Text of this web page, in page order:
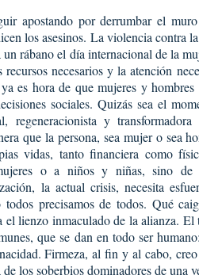
apostando por derrumbar el
los asesinos. La violencia contra
rábano el día internacional de la
necesarios y la atención
es hora de que mujeres y
sociales. Quizás sea el
regeneracionista y
que la persona, sea mujer o sea
vidas, tanto financiera como
o a niños y niñas, sino de
la actual crisis, necesita
todos precisamos de todos. Qué
el lienzo inmaculado de la alianza. El
que se dan en todo ser
Firmeza, al fin y al cabo,
los soberbios dominadores de una